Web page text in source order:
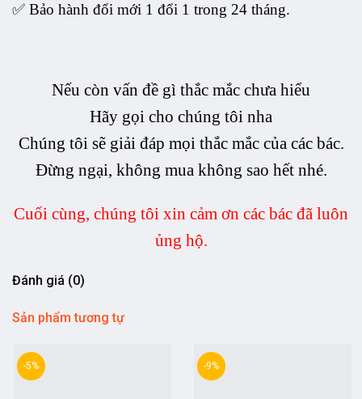
✅ Bảo hành đổi mới 1 đổi 1 trong 24 tháng.
Nếu còn vấn đề gì thắc mắc chưa hiểu
Hãy gọi cho chúng tôi nha
Chúng tôi sẽ giải đáp mọi thắc mắc của các bác.
Đừng ngại, không mua không sao hết nhé.
Cuối cùng, chúng tôi xin cảm ơn các bác đã luôn
ủng hộ.
Đánh giá (0)
Sản phẩm tương tự
-5% -9%